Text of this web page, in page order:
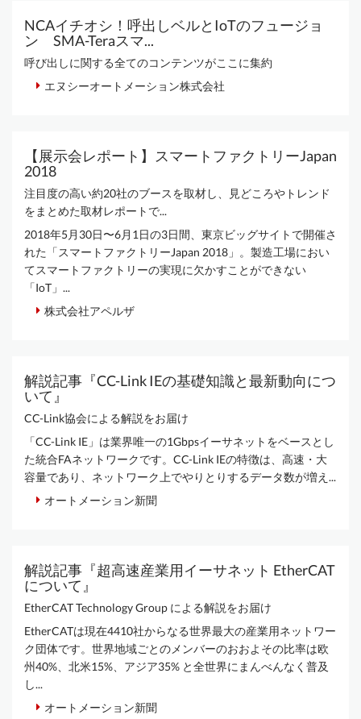
NCAイチオシ！呼出しベルとIoTのフュージョ
ン SMA-Teraスマ...
呼び出しに関する全てのコンテンツがここに集約
エヌシーオートメーション株式会社
【展示会レポート】スマートファクトリーJapan
2018
注目度の高い約20社のブースを取材し、見どころやトレンド
をまとめた取材レポートで...
2018年5月30日〜6月1日の3日間、東京ビッグサイトで開催さ
れた「スマートファクトリーJapan 2018」。製造工場におい
てスマートファクトリーの実現に欠かすことができない
「IoT」...
株式会社アペルザ
解説記事『CC-Link IEの基礎知識と最新動向につ
いて』
CC-Link協会による解説をお届け
「CC-Link IE」は業界唯一の1Gbpsイーサネットをベースとし
た統合FAネットワークです。CC-Link IEの特徴は、高速・大
容量であり、ネットワーク上でやりとりするデータ数が増え...
オートメーション新聞
解説記事『超高速産業用イーサネット EtherCAT
について』
EtherCAT Technology Group による解説をお届け
EtherCATは現在4410社からなる世界最大の産業用ネットワー
ク団体です。世界地域ごとのメンバーのおおよその比率は欧
州40%、北米15%、アジア35% と全世界にまんべんなく普及
し...
オートメーション新聞